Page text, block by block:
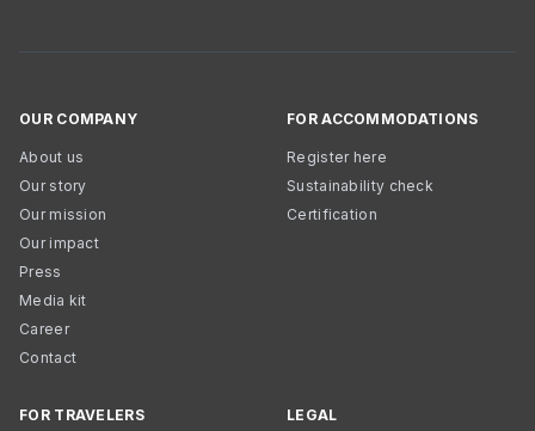
OUR COMPANY
About us
Our story
Our mission
Our impact
Press
Media kit
Career
Contact
FOR ACCOMMODATIONS
Register here
Sustainability check
Certification
FOR TRAVELERS LEGAL